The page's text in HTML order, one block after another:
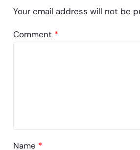
Your email address will not be
Comment *
Name *